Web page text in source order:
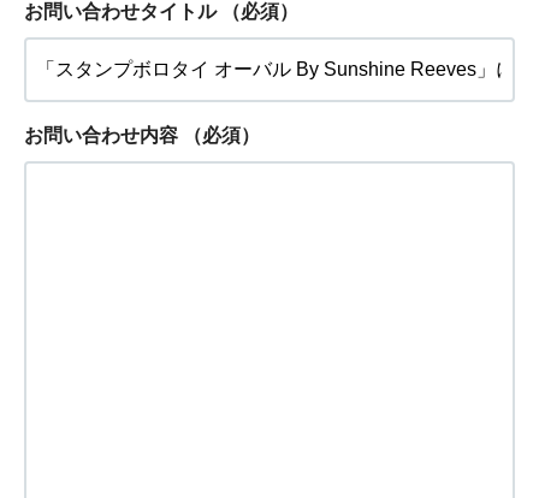
お問い合わせタイトル （必須）
お問い合わせ内容 （必須）